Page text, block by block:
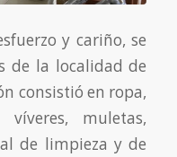
y cariño, se
de la localidad de
consistió en ropa,
muletas,
de limpieza y de